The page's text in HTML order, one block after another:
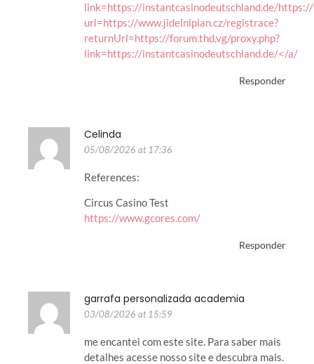
link=https://instantcasinodeutschland.de/
url=https://www.jidelniplan.cz/registrace?
returnUrl=https://forum.thd.vg/proxy.php?
link=https://instantcasinodeutschland.de/</a/
Responder
Celinda
05/08/2026 at 17:36
References:
Circus Casino Test
https://www.gcores.com/
Responder
garrafa personalizada academia
03/08/2026 at 15:59
me encantei com este site. Para saber mais
detalhes acesse nosso site e descubra mais.